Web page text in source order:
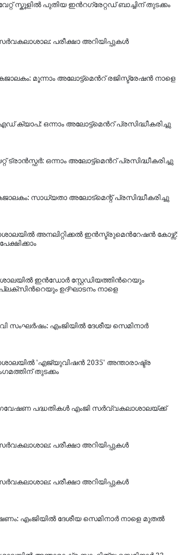
സ്കൂളില്‍ പുതിയ ഇന്‍റഗ്രേറ്റഡ് ബാച്ചിന് തുടക്കം
പരീക്ഷാ അറിയിപ്പുകൾ
മൂന്നാം അലോട്ട്മെന്‍റ് രജിസ്ട്രേഷന്‍ നാളെ
ക്യാപ്: ഒന്നാം അലോട്ട്മെന്‍റ് പ്രസിദ്ധീകരിച്ചു
ട്രാന്‍സ്ഫര്‍: ഒന്നാം അലോട്ട്മെന്‍റ് പ്രസിദ്ധീകരിച്ചു
സാധ്യതാ അലോട്‌മെന്റ് പ്രസിദ്ധീകരിച്ചു
അനലിറ്റിക്കല്‍ ഇന്‍സ്ട്രുമെന്‍റേഷന്‍ കോഴ്സ്:
ഇൻഡോർ സ്റ്റേഡിയത്തിന്‍റെയും
ഉദ്ഘാടനം നാളെ
സംഘർഷം: എംജിയിൽ ദേശീയ സെമിനാർ
'എജ്യുവിഷൻ 2035' അന്താരാഷ്ട്ര
തുടക്കം
പദ്ധതികള്‍ എംജി സര്‍വ്വകലാശാലയ്ക്ക്
പരീക്ഷാ അറിയിപ്പുകൾ
പരീക്ഷാ അറിയിപ്പുകൾ
എംജിയില്‍ ദേശീയ സെമിനാര്‍ നാളെ മുതല്‍